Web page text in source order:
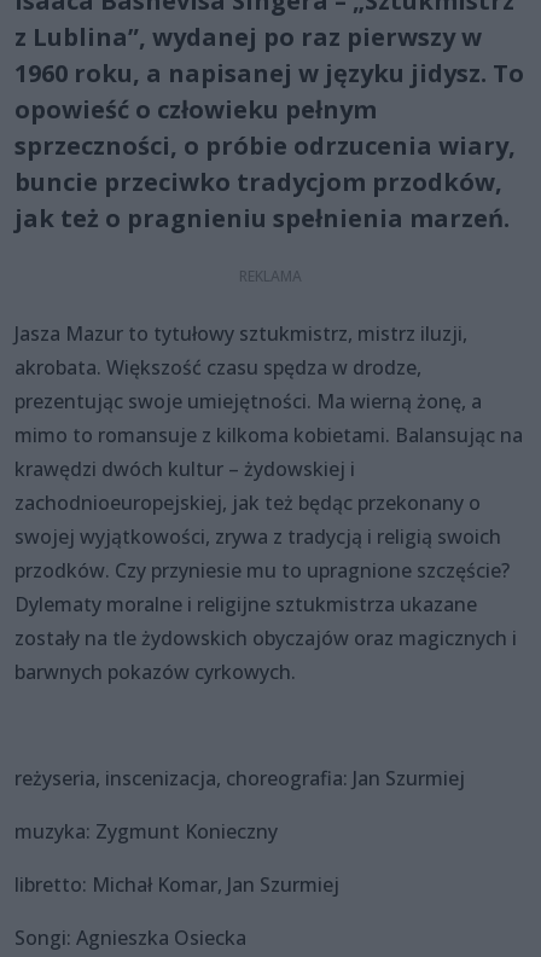
z Lublina”, wydanej po raz pierwszy w
1960 roku, a napisanej w języku jidysz. To
opowieść o człowieku pełnym
sprzeczności, o próbie odrzucenia wiary,
buncie przeciwko tradycjom przodków,
jak też o pragnieniu spełnienia marzeń.
Jasza Mazur to tytułowy sztukmistrz, mistrz iluzji,
akrobata. Większość czasu spędza w drodze,
prezentując swoje umiejętności. Ma wierną żonę, a
mimo to romansuje z kilkoma kobietami. Balansując na
krawędzi dwóch kultur – żydowskiej i
zachodnioeuropejskiej, jak też będąc przekonany o
swojej wyjątkowości, zrywa z tradycją i religią swoich
przodków. Czy przyniesie mu to upragnione szczęście?
Dylematy moralne i religijne sztukmistrza ukazane
zostały na tle żydowskich obyczajów oraz magicznych i
barwnych pokazów cyrkowych.
reżyseria, inscenizacja, choreografia: Jan Szurmiej
muzyka: Zygmunt Konieczny
libretto: Michał Komar, Jan Szurmiej
Songi: Agnieszka Osiecka